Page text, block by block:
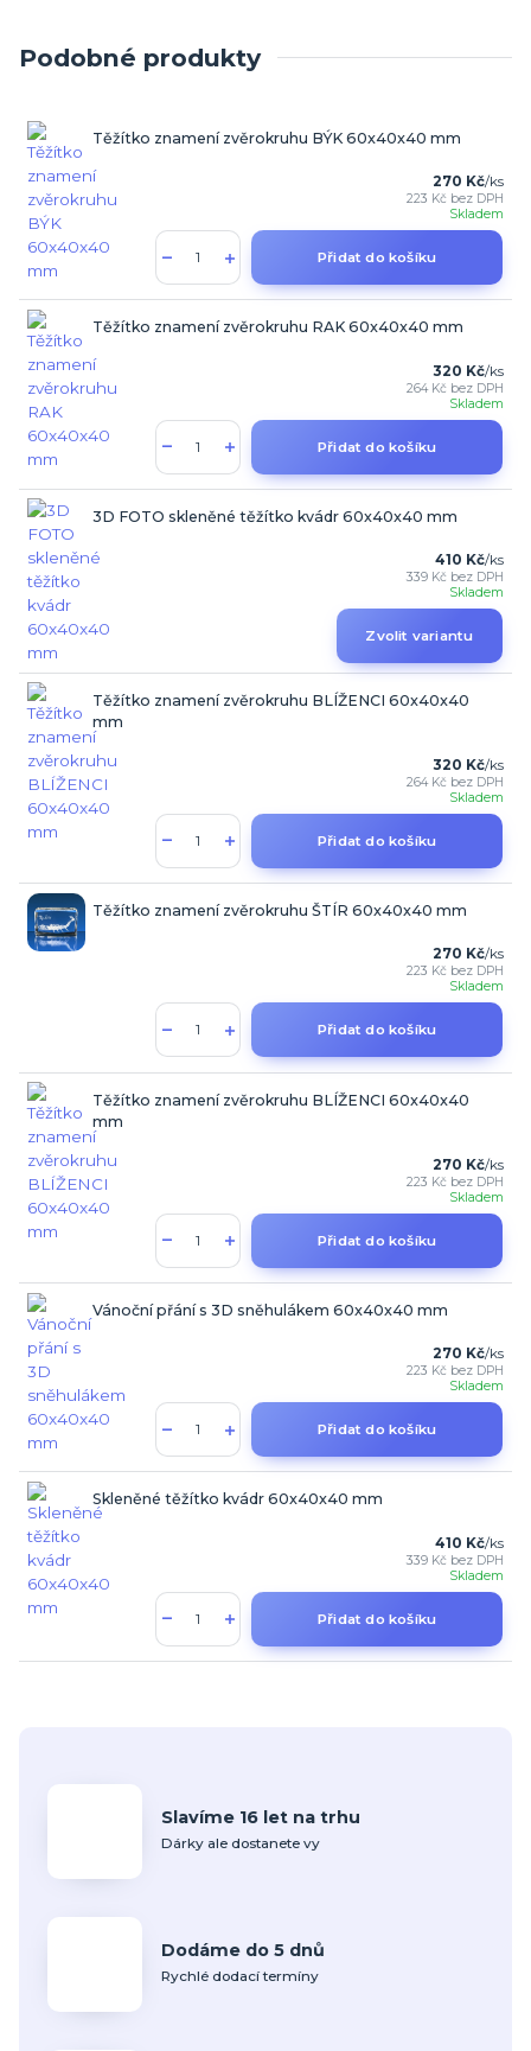
Podobné produkty
Těžítko znamení zvěrokruhu BÝK 60x40x40 mm
270 Kč/ks
223 Kč bez DPH
Skladem
Přidat do košíku
Těžítko znamení zvěrokruhu RAK 60x40x40 mm
320 Kč/ks
264 Kč bez DPH
Skladem
Přidat do košíku
3D FOTO skleněné těžítko kvádr 60x40x40 mm
410 Kč/ks
339 Kč bez DPH
Skladem
Zvolit variantu
Těžítko znamení zvěrokruhu BLÍŽENCI 60x40x40
mm
320 Kč/ks
264 Kč bez DPH
Skladem
Přidat do košíku
Těžítko znamení zvěrokruhu ŠTÍR 60x40x40 mm
270 Kč/ks
223 Kč bez DPH
Skladem
Přidat do košíku
Těžítko znamení zvěrokruhu BLÍŽENCI 60x40x40
mm
270 Kč/ks
223 Kč bez DPH
Skladem
Přidat do košíku
Vánoční přání s 3D sněhulákem 60x40x40 mm
270 Kč/ks
223 Kč bez DPH
Skladem
Přidat do košíku
Skleněné těžítko kvádr 60x40x40 mm
410 Kč/ks
339 Kč bez DPH
Skladem
Přidat do košíku
Slavíme 16 let na trhu
Dárky ale dostanete vy
Dodáme do 5 dnů
Rychlé dodací termíny